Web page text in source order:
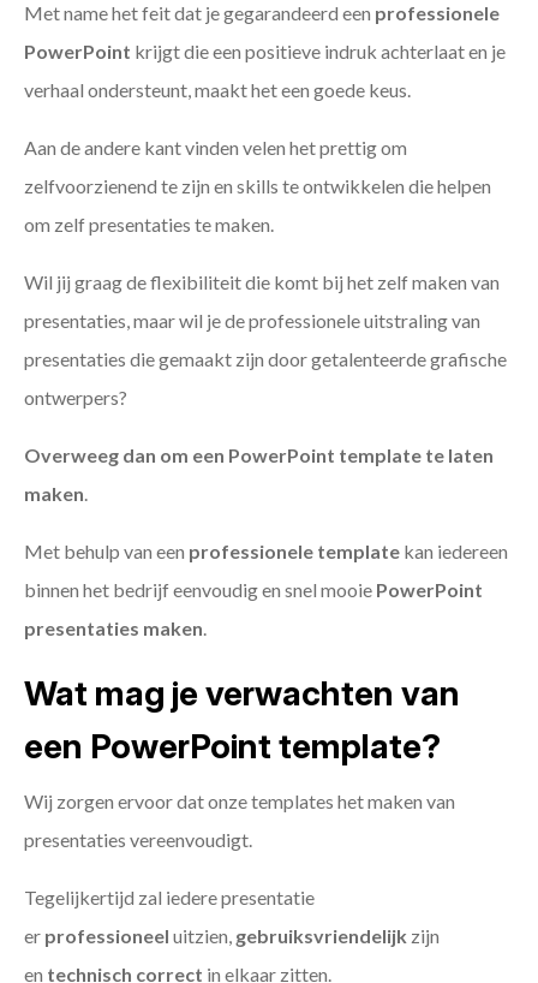
Met name het feit dat je gegarandeerd een professionele
PowerPoint krijgt die een positieve indruk achterlaat en je
verhaal ondersteunt, maakt het een goede keus.
Aan de andere kant vinden velen het prettig om
zelfvoorzienend te zijn en skills te ontwikkelen die helpen
om zelf presentaties te maken.
Wil jij graag de flexibiliteit die komt bij het zelf maken van
presentaties, maar wil je de professionele uitstraling van
presentaties die gemaakt zijn door getalenteerde grafische
ontwerpers?
Overweeg dan om een PowerPoint template te laten
maken.
Met behulp van een professionele template kan iedereen
binnen het bedrijf eenvoudig en snel mooie PowerPoint
presentaties maken.
Wat mag je verwachten van
een PowerPoint template?
Wij zorgen ervoor dat onze templates het maken van
presentaties vereenvoudigt.
Tegelijkertijd zal iedere presentatie
er professioneel uitzien, gebruiksvriendelijk zijn
en technisch correct in elkaar zitten.